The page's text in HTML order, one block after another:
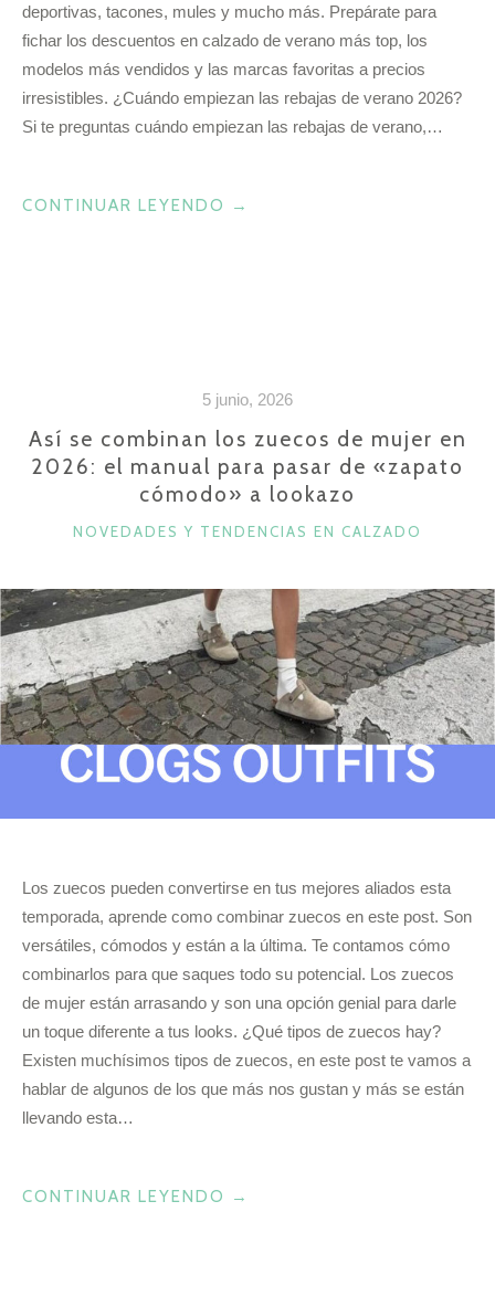
deportivas, tacones, mules y mucho más. Prepárate para
fichar los descuentos en calzado de verano más top, los
modelos más vendidos y las marcas favoritas a precios
irresistibles. ¿Cuándo empiezan las rebajas de verano 2026?
Si te preguntas cuándo empiezan las rebajas de verano,…
CONTINUAR LEYENDO
«ESTAS
REBAJAS
DE
CALZADO
VERANO
VAS
A
QUERER
EN
TU
ARMARIO)»
→
5 junio, 2026
Así se combinan los zuecos de mujer en
2026: el manual para pasar de «zapato
cómodo» a lookazo
CATEGORÍAS
NOVEDADES Y TENDENCIAS EN CALZADO
Los zuecos pueden convertirse en tus mejores aliados esta
temporada, aprende como combinar zuecos en este post. Son
versátiles, cómodos y están a la última. Te contamos cómo
combinarlos para que saques todo su potencial. Los zuecos
de mujer están arrasando y son una opción genial para darle
un toque diferente a tus looks. ¿Qué tipos de zuecos hay?
Existen muchísimos tipos de zuecos, en este post te vamos a
hablar de algunos de los que más nos gustan y más se están
llevando esta…
CONTINUAR LEYENDO
«ASÍ
→